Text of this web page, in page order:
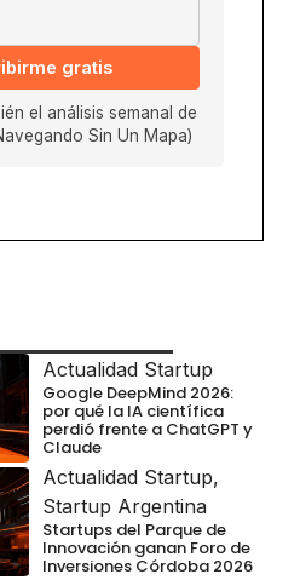
gratis
el análisis semanal de
Sin Un Mapa)
Actualidad Startup
Google DeepMind 2026:
por qué la IA científica
perdió frente a ChatGPT y
Claude
Actualidad Startup,
Startup Argentina
Startups del Parque de
Innovación ganan Foro de
Inversiones Córdoba 2026